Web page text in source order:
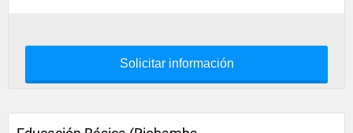
Solicitar información